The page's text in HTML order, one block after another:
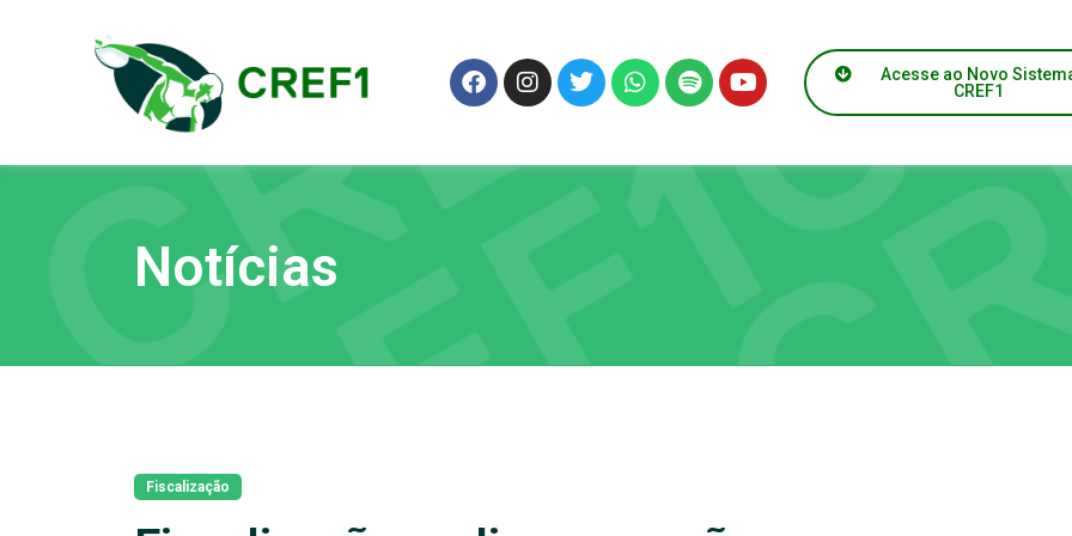
Acesse ao Novo
CREF1
Notícias
Fiscalização